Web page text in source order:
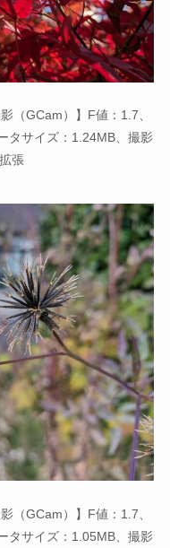
（GCam）】F値：1.7、
タサイズ：1.24MB、撮影
張
（GCam）】F値：1.7、
タサイズ：1.05MB、撮影